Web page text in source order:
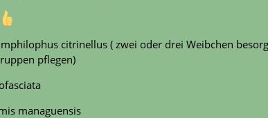
citrinellus ( zwei oder drei Weibchen
pflegen)
managuensis